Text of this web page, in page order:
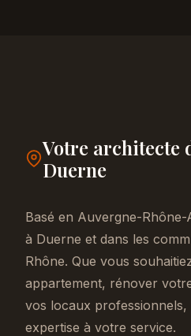
Votre architecte
Duerne
Basé en Auvergne-Rhône-
à Duerne et dans les
Rhône. Que vous
appartement, rénover
vos locaux
expertise à votre service.